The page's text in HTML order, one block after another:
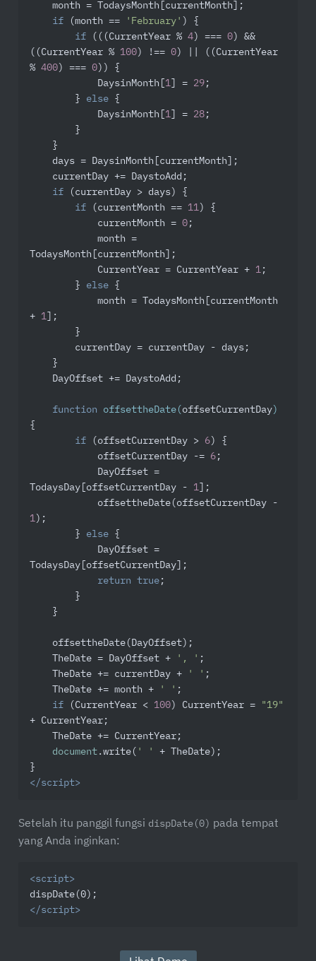
    month = TodaysMonth[currentMonth];
if (month == 'February' ) {
if (((CurrentYear % 4 ) === 0 ) &&
((CurrentYear % 100 ) !== 0 ) || ((CurrentYear
% 400 ) === 0 )) {
            DaysinMonth[
1 ] = 29 ;
        }
else {
            DaysinMonth[
1 ] = 28 ;
if (currentDay > days) {
if (currentMonth == 11 ) {
            currentMonth =
0 ;
            month =
TodaysMonth[currentMonth];
            CurrentYear = CurrentYear +
1 ;
        }
else {
            month = TodaysMonth[currentMonth
+ 1 ];
function offsettheDate ( offsetCurrentDay
{
if (offsetCurrentDay > 6 ) {
            offsetCurrentDay -=
6 ;
TodaysDay[offsetCurrentDay - 1 ];
1 );
        }
else {
TodaysDay[offsetCurrentDay];
return
true ;
    TheDate = DayOffset +
', ' ;
    TheDate += currentDay +
' ' ;
    TheDate += month +
' ' ;
if (CurrentYear < 100 ) CurrentYear =
"19"
+ CurrentYear;
document .write( ' '
+ TheDate);
</script>
Setelah itu panggil fungsi dispDate(0) pada tempat
yang Anda inginkan:
<script>
</script>